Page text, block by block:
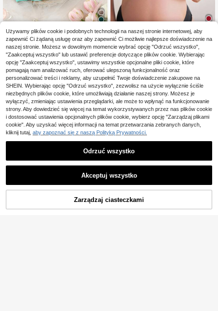
29
Magazyn UE DesireSculpt 1 szt. Bius
tonosz damski w jednolitym kolorz
e, wygodny, z fiszbinami
(1000+)
33,28zł
4-5 dni roboczych
5
Moonlight&Mama
Magazyn UE Moonlight&Mama Biust
onosz do karmienia piersią z zapięc
iem na klips, fiszbinami, koronkowy
szew, wygodny do karmienia piersi
ą, biustonosz ciążowy w dużym roz
miarze, unoszący
47,00zł
4-5 dni roboczych
DODAJ DO KOSZYKA
Używamy plików cookie i podobnych technologii na naszej stronie internetowej, aby
zapewnić Ci żądaną usługę oraz aby zapewnić Ci możliwie najlepsze doświadczenie na
naszej stronie. Możesz w dowolnym momencie wybrać opcję "Odrzuć wszystko",
"Zaakceptuj wszystko" lub ustawić preferencje dotyczące plików cookie. Wybierając
opcję "Zaakceptuj wszystko", ustawimy wszystkie opcjonalne pliki cookie, które
pomagają nam analizować ruch, oferować ulepszoną funkcjonalność oraz
personalizować treści i reklamy, aby uzupełnić Twoje doświadczenie zakupowe na
SHEIN. Wybierając opcję "Odrzuć wszystko", zezwolisz na użycie wyłącznie ściśle
niezbędnych plików cookie, które umożliwiają działanie naszej strony. Możesz je
wyłączyć, zmieniając ustawienia przeglądarki, ale może to wpłynąć na funkcjonowanie
strony. Aby dowiedzieć się więcej na temat wykorzystywanych przez nas plików cookie
i dostosować ustawienia opcjonalnych plików cookie, wybierz opcję "Zarządzaj plikami
cookie". Aby uzyskać więcej informacji na temat przetwarzania zebranych danych,
kliknij tutaj, aby zapoznać się z naszą Polityką Prywatności.
Odrzuć wszystko
Akceptuj wszystko
Zarządzaj ciasteczkami